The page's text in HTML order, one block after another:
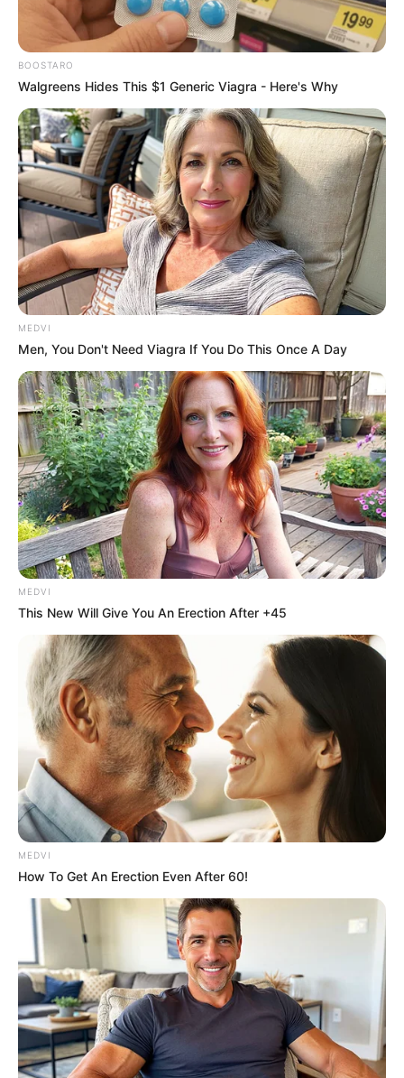
TAGS
ΕΥΒΟΙΑ
ΤΑΥΤΟΤΗΤΑ ΚΑΙ ΕΠΙΚΟΙΝΩΝΙΑ ΟΡΟΙ ΧΡΗΣΗΣ
© 2025 EVIANEWS του Γιώργου Κουτσελίνη
BOOSTARO
Walgreens Hides This $1 Generic Viagra - Here's Why
MEDVI
Men, You Don't Need Viagra If You Do This Once A Day
MEDVI
This New Will Give You An Erection After +45
MEDVI
How To Get An Erection Even After 60!